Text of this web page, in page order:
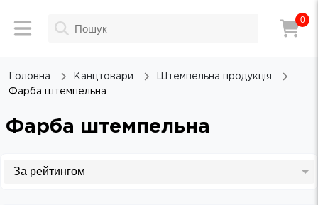
0
Головна Канцтовари
Штемпельна продукція
Фарба штемпельна
Фарба штемпельна